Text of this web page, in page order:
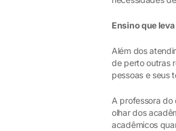
Ensino que
Além dos
de perto outras
pessoas e seus
A professora do
olhar dos
acadêmicos